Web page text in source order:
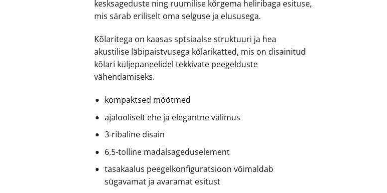
kesksageduste ning ruumilise kõrgema heliribaga esituse,
mis särab eriliselt oma selguse ja elususega.
Kõlaritega on kaasas sptsiaalse struktuuri ja hea
akustilise läbipaistvusega kõlarikatted, mis on disainitud
kõlari küljepaneelidel tekkivate peegelduste
vähendamiseks.
kompaktsed mõõtmed
ajalooliselt ehe ja elegantne välimus
3-ribaline disain
6,5-tolline madalsageduselement
tasakaalus peegelkonfiguratsioon võimaldab
sügavamat ja avaramat esitust